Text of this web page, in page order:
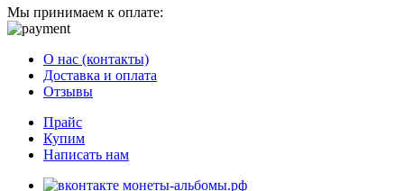
Мы принимаем к оплате:
О нас (контакты)
Доставка и оплата
Отзывы
Прайс
Купим
Написать нам